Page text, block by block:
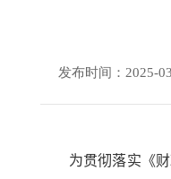
发布时间：2025-
为贯彻落实《